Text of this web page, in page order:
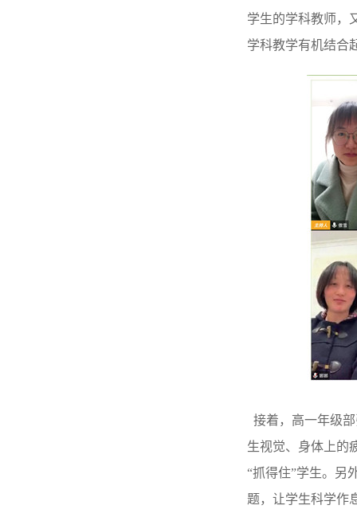
学生的学科教师，
学科教学有机结合
接着，高一年级
生视觉、身体上的
“抓得住”学生。另
题，让学生科学作